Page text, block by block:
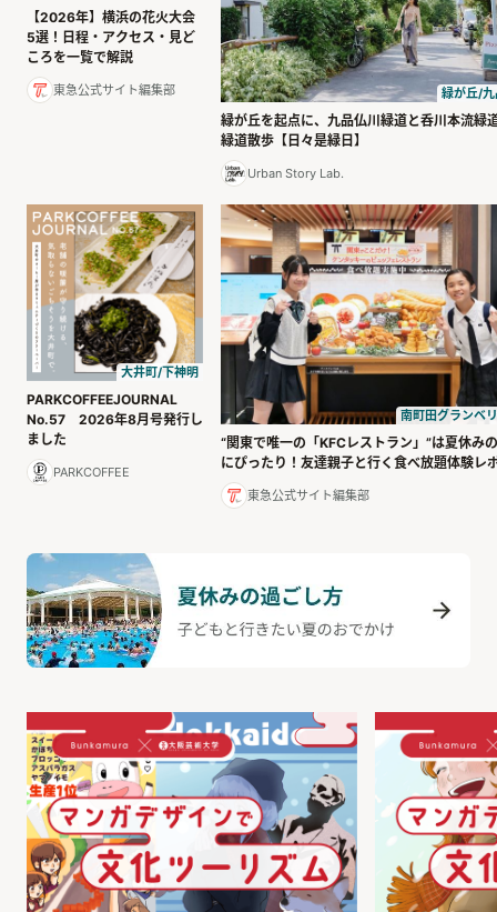
【2026年】横浜の花火大会
5選！日程・アクセス・見ど
ころを一覧で解説
東急公式サイト編集部 緑が丘/
緑が丘を起点に、九品仏川緑道と呑川本流緑
緑道散歩【日々是緑日】
Urban Story Lab.
大井町/下神明
PARKCOFFEEJOURNAL
No.57 2026年8月号発行し
ました
PARKCOFFEE
南町田グランベ
“関東で唯一の「KFCレストラン」”は夏休み
にぴったり！友達親子と行く食べ放題体験レ
東急公式サイト編集部